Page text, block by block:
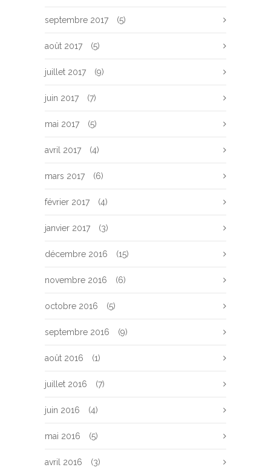
septembre 2017 (5)
août 2017 (5)
juillet 2017 (9)
juin 2017 (7)
mai 2017 (5)
avril 2017 (4)
mars 2017 (6)
février 2017 (4)
janvier 2017 (3)
décembre 2016 (15)
novembre 2016 (6)
octobre 2016 (5)
septembre 2016 (9)
août 2016 (1)
juillet 2016 (7)
juin 2016 (4)
mai 2016 (5)
avril 2016 (3)